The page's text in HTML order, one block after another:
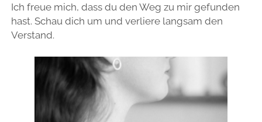
Ich freue mich, dass du den Weg zu mir gefunden
hast. Schau dich um und verliere langsam den
Verstand.